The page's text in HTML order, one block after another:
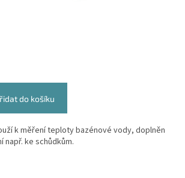
do košíku
k měření teploty bazénové vody, doplněn
např. ke schůdkům.